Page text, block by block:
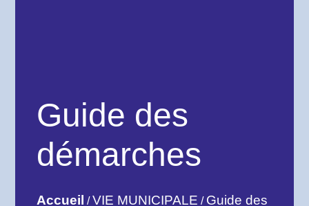
Guide des
démarches
Accueil /VIE MUNICIPALE / Guide des